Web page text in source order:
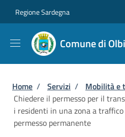
Regione Sardegna
Comune di
Briciole di pane
Home / Servizi / Mobilità e
Chiedere il permesso per il
i residenti in una zona a
permesso permanente